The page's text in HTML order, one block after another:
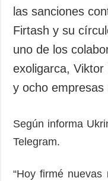
las sanciones
Firtash y su
uno de los
exoligarca, Viktor
y ocho empresas
Según informa
Telegram.
“Hoy firmé nuevas